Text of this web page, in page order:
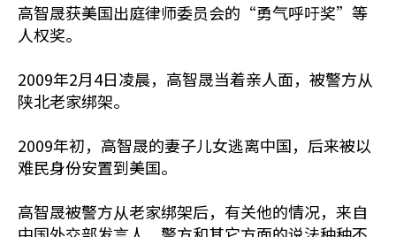
高智晟获美国出庭律师委员会的“勇气呼吁奖”等
人权奖。
2009年2月4日凌晨，高智晟当着亲人面，被警方从
陕北老家绑架。
2009年初，高智晟的妻子儿女逃离中国，后来被以
难民身份安置到美国。
高智晟被警方从老家绑架后，有关他的情况，来自